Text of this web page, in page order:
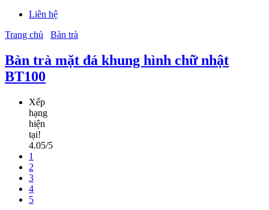
Liên hệ
Trang chủ
Bàn trà
Bàn trà mặt đá khung hình chữ nhật
BT100
Xếp
hạng
hiện
tại!
4.05/5
1
2
3
4
5